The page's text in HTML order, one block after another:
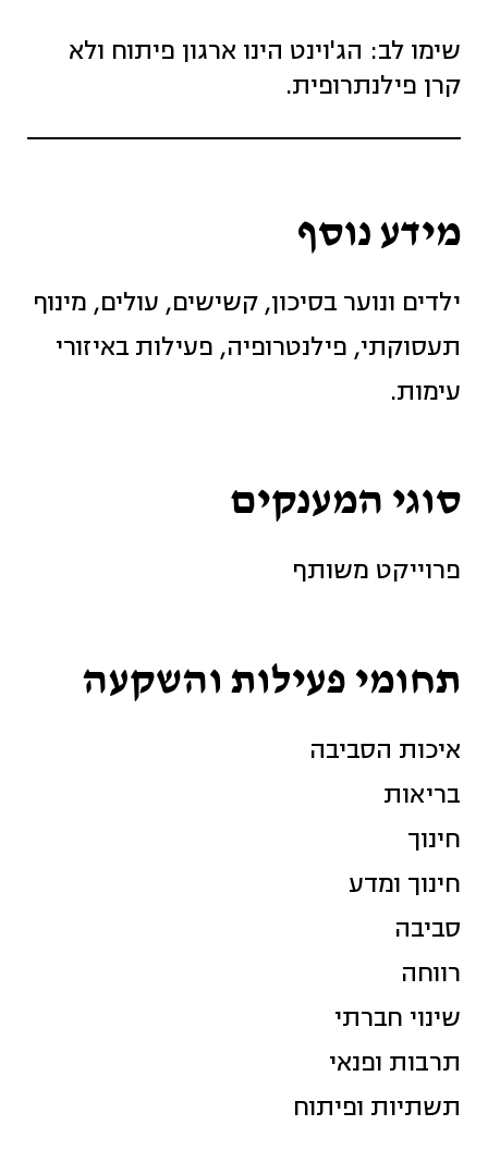
שימו לב: הג'וינט הינו ארגון פיתוח ולא
קרן פילנתרופית.
מידע נוסף
ילדים ונוער בסיכון, קשישים, עולים, מינוף
תעסוקתי, פילנטרופיה, פעילות באיזורי
עימות.
סוגי המענקים
פרוייקט משותף
תחומי פעילות והשקעה
איכות הסביבה
בריאות
חינוך
חינוך ומדע
סביבה
רווחה
שינוי חברתי
תרבות ופנאי
תשתיות ופיתוח